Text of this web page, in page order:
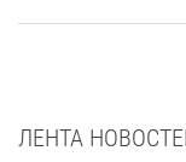
ЛЕНТА